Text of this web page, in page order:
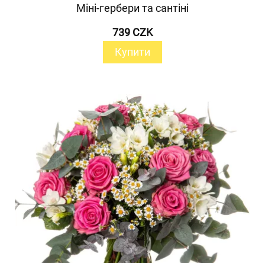
Міні-гербери та сантіні
739 CZK
Купити